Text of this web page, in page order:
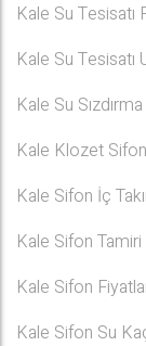
Kale Su
Kale Su
Kale Su
Kale Klozet
Kale Sifon İç
Kale Sifon Tamiri
Kale Sifon
Kale Sifon Su